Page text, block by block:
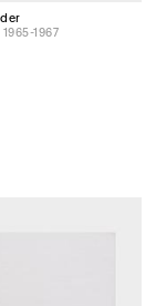
1965-1967